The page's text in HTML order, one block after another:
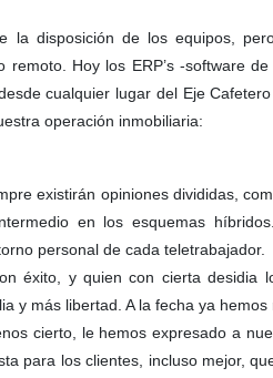
la disposición de los equipos,
remoto. Hoy los ERP’s -software
cualquier lugar del Eje
operación inmobiliaria:
existirán opiniones divididas,
en los esquemas
personal de cada teletrabajador.
éxito, y quien con cierta
y más libertad. A la fecha ya
cierto, le hemos expresado a
para los clientes, incluso mejor,